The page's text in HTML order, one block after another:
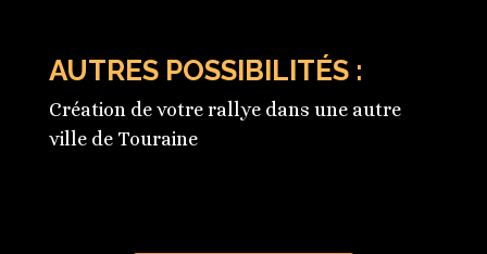
AUTRES POSSIBILITÉS :
Création de votre rallye dans une autre
ville de Touraine